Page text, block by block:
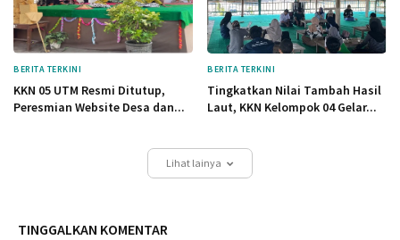
BERITA TERKINI
KKN 05 UTM Resmi Ditutup,
Peresmian Website Desa dan...
BERITA TERKINI
Tingkatkan Nilai Tambah Hasil
Laut, KKN Kelompok 04 Gelar...
Lihat lainya
TINGGALKAN KOMENTAR